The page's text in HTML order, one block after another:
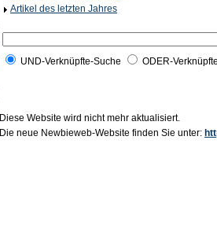
Artikel des letzten Jahres
UND-Verknüpfte-Suche ODER-
Diese Website wird nicht mehr aktualisiert.
Die neue Newbieweb-Website finden Sie unter: